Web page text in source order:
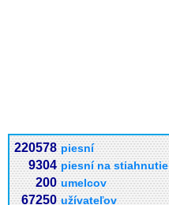
220578 piesní
9304 piesní na stiahnutie
200 umelcov
67250 užívateľov